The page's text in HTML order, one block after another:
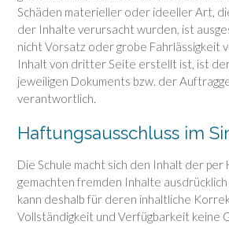
Schäden materieller oder ideeller Art,
der Inhalte verursacht wurden, ist
nicht Vorsatz oder grobe Fahrlässigkeit
Inhalt von dritter Seite erstellt ist, ist
jeweiligen Dokuments bzw. der
verantwortlich.
Haftungsausschluss im
Die Schule macht sich den Inhalt der per
gemachten fremden Inhalte ausdrücklich
kann deshalb für deren inhaltliche
Vollständigkeit und Verfügbarkeit keine